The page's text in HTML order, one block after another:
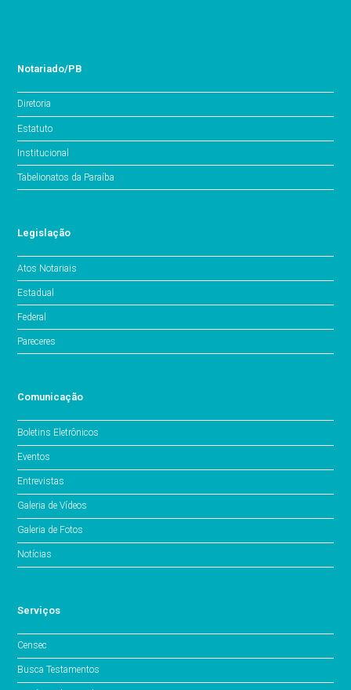
Notariado/PB
Diretoria
Estatuto
Institucional
Tabelionatos da Paraíba
Legislação
Atos Notariais
Estadual
Federal
Pareceres
Comunicação
Boletins Eletrônicos
Eventos
Entrevistas
Galeria de Vídeos
Galeria de Fotos
Notícias
Serviços
Censec
Busca Testamentos